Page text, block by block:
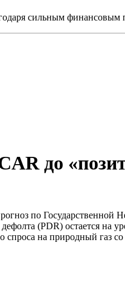
сильным финансовым
до
по
(PDR) остается
на природный газ со